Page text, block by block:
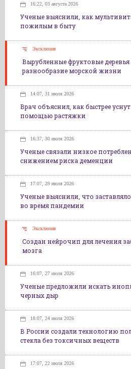
16:22, 03 августа 2026
Ученые выяснили, как
пожилым в быту
Эксклюзив
Вырубленные фруктовые
разнообразие морской жизни
14:07, 31 июля 2026
Врач объяснил, как быстрее
помощью растяжки
16:37, 30 июля 2026
Ученые связали низкое
снижением риска деменции
17:07, 29 июля 2026
Ученые выяснили, что
во время пандемии
Эксклюзив
Создан нейрочип для лечения
мозга
16:07, 27 июля 2026
Ученые предложили искать
черных дыр
18:07, 24 июля 2026
В России создали технологию
стекла без токсичных веществ
17:07, 22 июля 2026